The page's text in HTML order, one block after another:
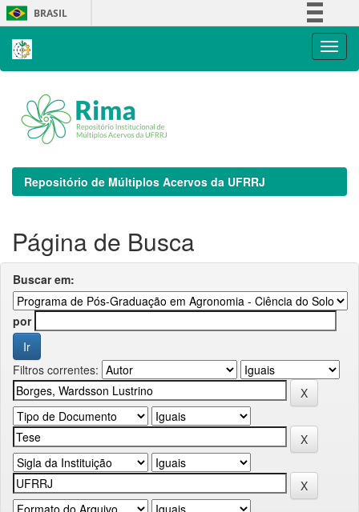
Skip
navigation
BRASIL
Repositório de Múltiplos Acervos da UFRRJ
Página de Busca
Buscar em:
por
Filtros correntes: